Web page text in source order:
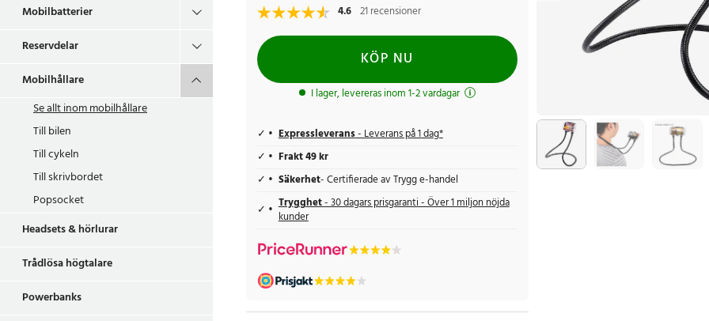
Mobilbatterier
Reservdelar
Mobilhållare
Se allt inommobilhållare
Till bilen
Till cykeln
Till skrivbordet
Popsocket
Headsets & hörlurar
Trådlösa högtalare
Powerbanks
4.6 21 recensioner
KÖP NU
I lager, levereras inom 1-2 vardagar
Expressleverans- Leverans på 1 dag*
Frakt 49 kr
Säkerhet- Certifierade av Trygg e-handel
Trygghet- 30 dagars prisgaranti - Över 1 miljon nöjda
kunder